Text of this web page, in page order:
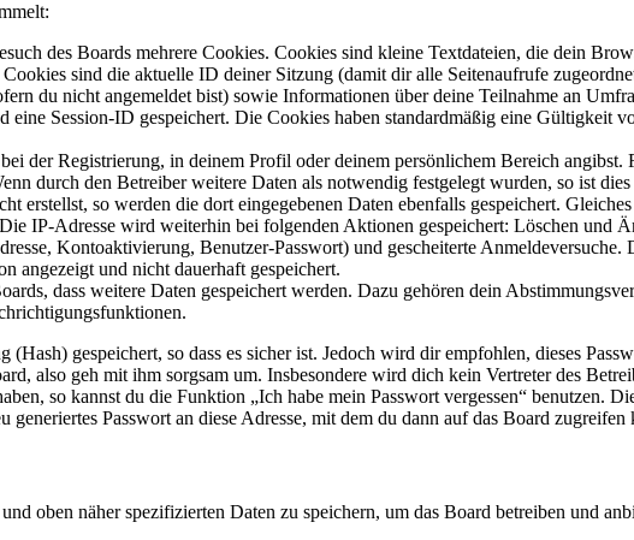
des Boards mehrere Cookies. Cookies sind kleine Textdateien, die dein
sind die aktuelle ID deiner Sitzung (damit dir alle Seitenaufrufe
du nicht angemeldet bist) sowie Informationen über deine Teilnahme an
Session-ID gespeichert. Die Cookies haben standardmäßig eine Gültigkeit
der Registrierung, in deinem Profil oder deinem persönlichem Bereich
durch den Betreiber weitere Daten als notwendig festgelegt wurden, so ist
erstellst, so werden die dort eingegebenen Daten ebenfalls gespeichert.
IP-Adresse wird weiterhin bei folgenden Aktionen gespeichert: Löschen und
Kontoaktivierung, Benutzer-Passwort) und gescheiterte
angezeigt und nicht dauerhaft gespeichert.
dass weitere Daten gespeichert werden. Dazu gehören dein
gespeichert, so dass es sicher ist. Jedoch wird dir empfohlen, dieses
also geh mit ihm sorgsam um. Insbesondere wird dich kein Vertreter des
so kannst du die Funktion „Ich habe mein Passwort vergessen“ benutzen.
Passwort an diese Adresse, mit dem du dann auf das Board zugreifen
oben näher spezifizierten Daten zu speichern, um das Board betreiben und